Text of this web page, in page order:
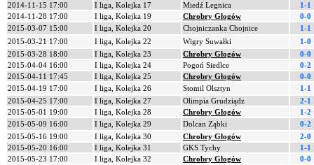
2014-11-15 17:00
I liga, Kolejka 17 Miedź Legnica
1-1
2014-11-28 17:00
I liga, Kolejka 19 Chrobry Głogów
0-0
2015-03-07 15:00
I liga, Kolejka 20 Chojniczanka Chojnice
1-1
2015-03-21 17:00
I liga, Kolejka 22 Wigry Suwałki
1-0
2015-03-28 18:00
I liga, Kolejka 23 Chrobry Głogów
0-0
2015-04-04 16:00
I liga, Kolejka 24 Pogoń Siedlce
0-2
2015-04-11 17:45
I liga, Kolejka 25 Chrobry Głogów
0-0
2015-04-19 17:00
I liga, Kolejka 26 Stomil Olsztyn
1-1
2015-04-25 17:00
I liga, Kolejka 27 Olimpia Grudziądz
2-1
2015-05-01 19:00
I liga, Kolejka 28 Chrobry Głogów
1-2
2015-05-09 16:00
I liga, Kolejka 29 Dolcan Ząbki
0-2
2015-05-16 19:00
I liga, Kolejka 30 Chrobry Głogów
2-0
2015-05-20 16:00
I liga, Kolejka 31 GKS Tychy
1-1
2015-05-23 17:00
I liga, Kolejka 32 Chrobry Głogów
0-0